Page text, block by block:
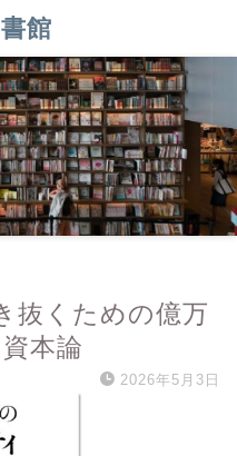
館
抜くための億万
本論
2026年5月3日